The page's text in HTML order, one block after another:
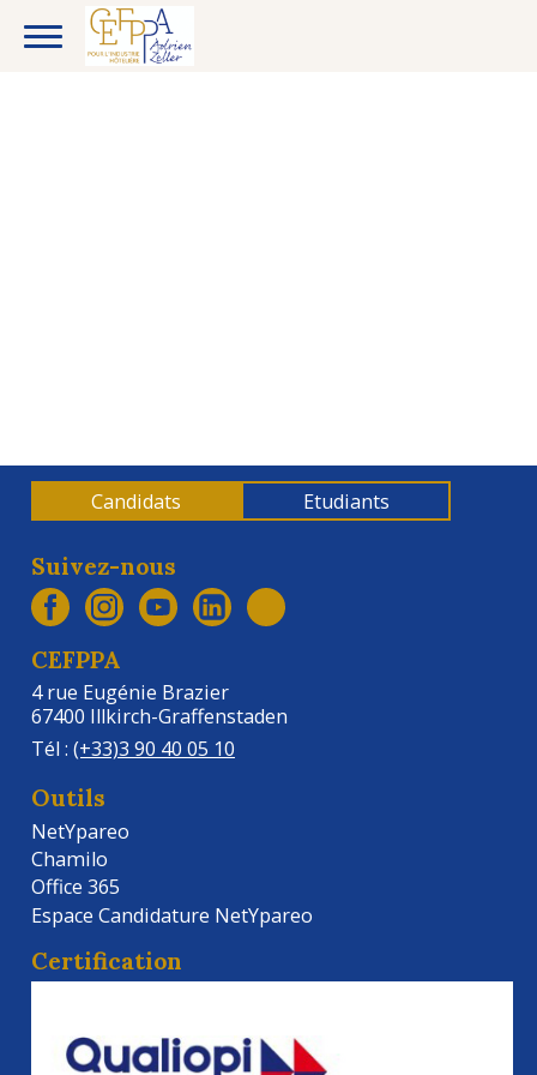
ENTREPRISES
ETUDIANTS
CEFPPA
4 rue Eugénie Brazier
67400 Illkirch-Graffenstaden
Tél : (+33)3 90 40 05 10
Outils
NetYpareo
Chamilo
Office 365
Espace Candidature NetYpareo
Certification
Suivez-nous
Candidats Etudiants